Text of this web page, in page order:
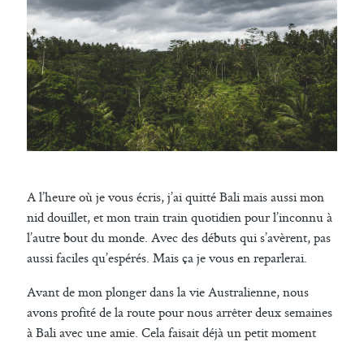
A l’heure où je vous écris, j’ai quitté Bali mais aussi mon
nid douillet, et mon train train quotidien pour l’inconnu à
l’autre bout du monde. Avec des débuts qui s’avèrent, pas
aussi faciles qu’espérés. Mais ça je vous en reparlerai.
Avant de mon plonger dans la vie Australienne, nous
avons profité de la route pour nous arrêter deux semaines
à Bali avec une amie. Cela faisait déjà un petit moment